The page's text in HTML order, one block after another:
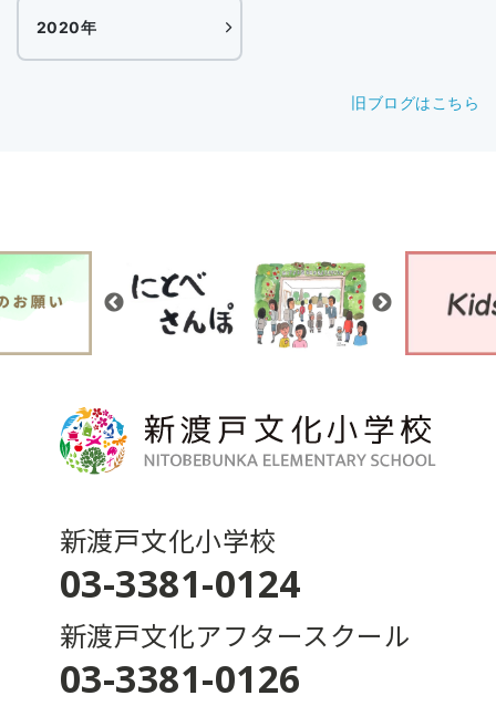
2020年
旧ブログはこちら
新渡戸文化小学校
03-3381-0124
新渡戸文化アフタースクール
03-3381-0126